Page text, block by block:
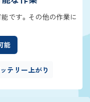
です。その他の作業に
能
テリー上がり